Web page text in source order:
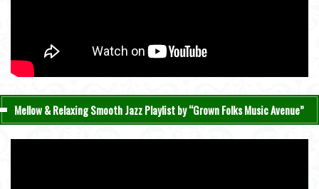
Mellow & Relaxing Smooth Jazz Playlist by “Grown Folks Music Avenue”